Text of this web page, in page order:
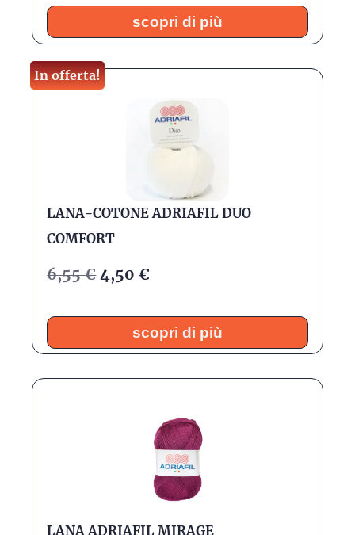
scopri di più
In offerta!
LANA-COTONE ADRIAFIL DUO
COMFORT
6,55€ 4,50€
scopri di più